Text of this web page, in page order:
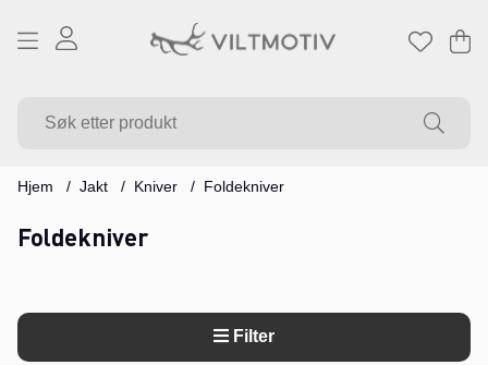
.
Hjem Jakt Kniver Foldekniver
Foldekniver
Filter